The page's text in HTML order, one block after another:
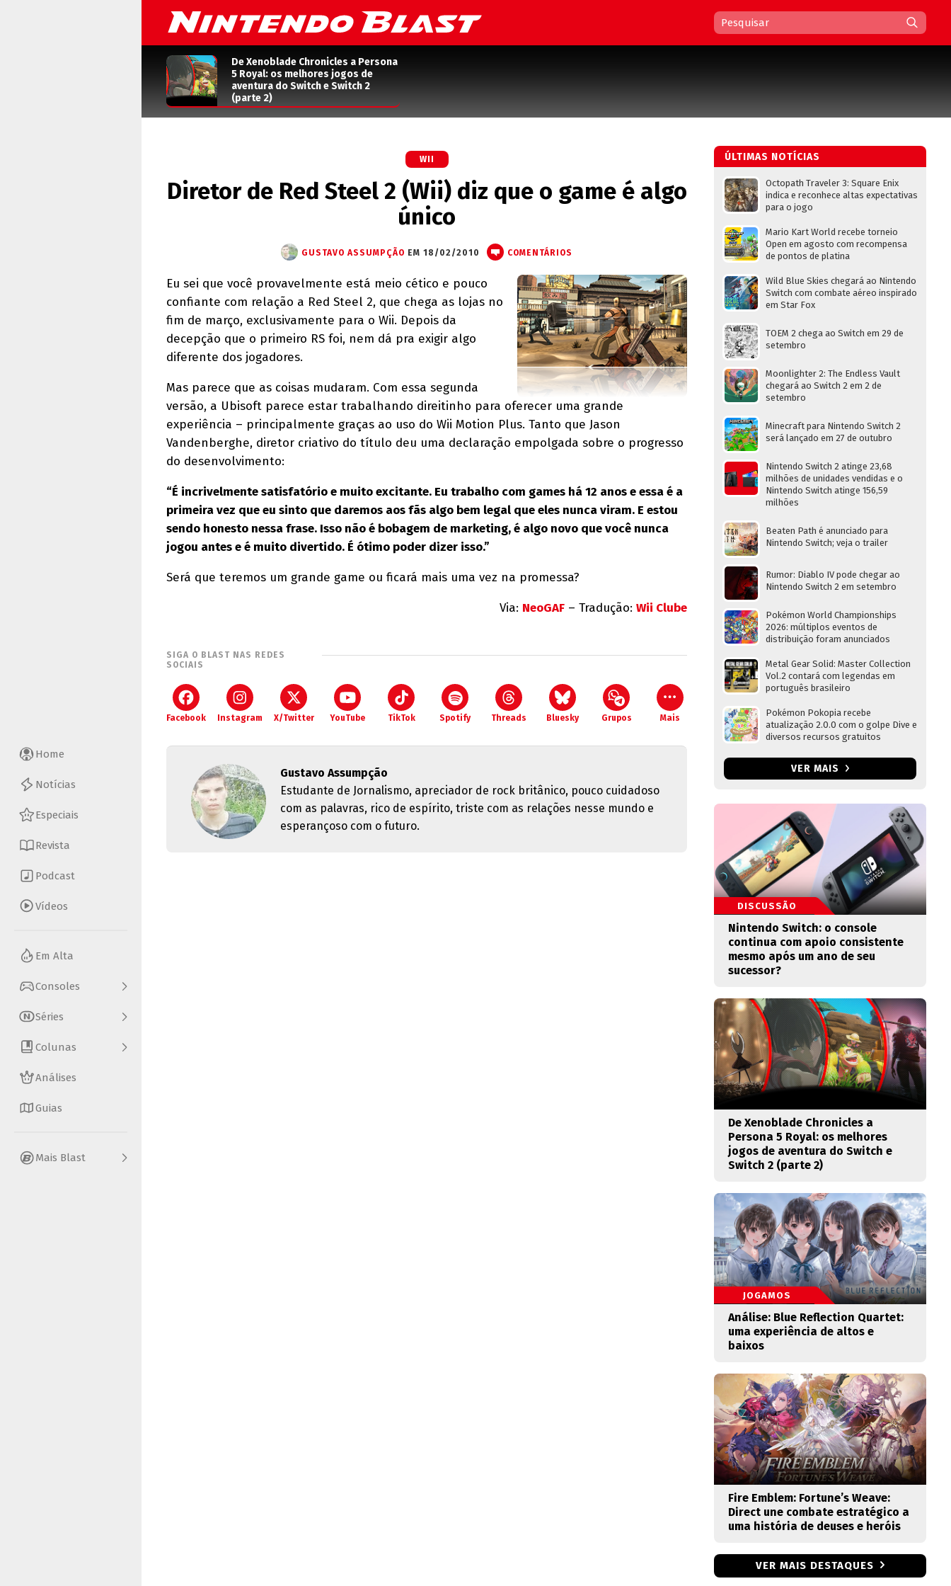
Home
Notícias
Especiais
Revista
Podcast
Vídeos
Em Alta
Consoles
Séries
Colunas
Análises
Guias
Mais Blast
De Xenoblade Chronicles a Persona
5 Royal: os melhores jogos de
aventura do Switch e Switch 2
(parte 2)
WII
Diretor de Red Steel 2 (Wii) diz que o game é algo
único
GUSTAVO ASSUMPÇÃO EM 18/02/2010 COMENTÁRIOS
Eu sei que você provavelmente está meio cético e pouco
confiante com relação a Red Steel 2, que chega as lojas no
fim de março, exclusivamente para o Wii. Depois da
decepção que o primeiro RS foi, nem dá pra exigir algo
diferente dos jogadores.
Mas parece que as coisas mudaram. Com essa segunda
versão, a Ubisoft parece estar trabalhando direitinho para oferecer uma grande
experiência – principalmente graças ao uso do Wii Motion Plus. Tanto que Jason
Vandenberghe, diretor criativo do título deu uma declaração empolgada sobre o progresso
do desenvolvimento:
“É incrivelmente satisfatório e muito excitante. Eu trabalho com games há 12 anos e essa é a
primeira vez que eu sinto que daremos aos fãs algo bem legal que eles nunca viram. E estou
sendo honesto nessa frase. Isso não é bobagem de marketing, é algo novo que você nunca
jogou antes e é muito divertido. É ótimo poder dizer isso.”
Será que teremos um grande game ou ficará mais uma vez na promessa?
Via: NeoGAF – Tradução: Wii Clube
SIGA O BLAST NAS REDES
SOCIAIS
Facebook Instagram X/Twitter YouTube TikTok Spotify Threads Bluesky Grupos Mais
Gustavo Assumpção
Estudante de Jornalismo, apreciador de rock britânico, pouco cuidadoso
com as palavras, rico de espírito, triste com as relações nesse mundo e
esperançoso com o futuro.
ÚLTIMAS NOTÍCIAS
Octopath Traveler 3: Square Enix
indica e reconhece altas expectativas
para o jogo
Mario Kart World recebe torneio
Open em agosto com recompensa
de pontos de platina
Wild Blue Skies chegará ao Nintendo
Switch com combate aéreo inspirado
em Star Fox
TOEM 2 chega ao Switch em 29 de
setembro
Moonlighter 2: The Endless Vault
chegará ao Switch 2 em 2 de
setembro
Minecraft para Nintendo Switch 2
será lançado em 27 de outubro
Nintendo Switch 2 atinge 23,68
milhões de unidades vendidas e o
Nintendo Switch atinge 156,59
milhões
Beaten Path é anunciado para
Nintendo Switch; veja o trailer
Rumor: Diablo IV pode chegar ao
Nintendo Switch 2 em setembro
Pokémon World Championships
2026: múltiplos eventos de
distribuição foram anunciados
Metal Gear Solid: Master Collection
Vol.2 contará com legendas em
português brasileiro
Pokémon Pokopia recebe
atualização 2.0.0 com o golpe Dive e
diversos recursos gratuitos
VER MAIS
DISCUSSÃO
Nintendo Switch: o console
continua com apoio consistente
mesmo após um ano de seu
sucessor?
De Xenoblade Chronicles a
Persona 5 Royal: os melhores
jogos de aventura do Switch e
Switch 2 (parte 2)
JOGAMOS
Análise: Blue Reflection Quartet:
uma experiência de altos e
baixos
Fire Emblem: Fortune’s Weave:
Direct une combate estratégico a
uma história de deuses e heróis
VER MAIS DESTAQUES